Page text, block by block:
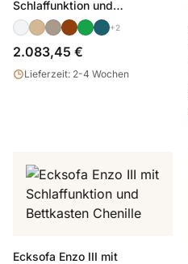
Schlaffunktion und
Bettkasten Chenille+2
2.083,45 €
Lieferzeit: 2-4 Wochen
Ecksofa Enzo III mit